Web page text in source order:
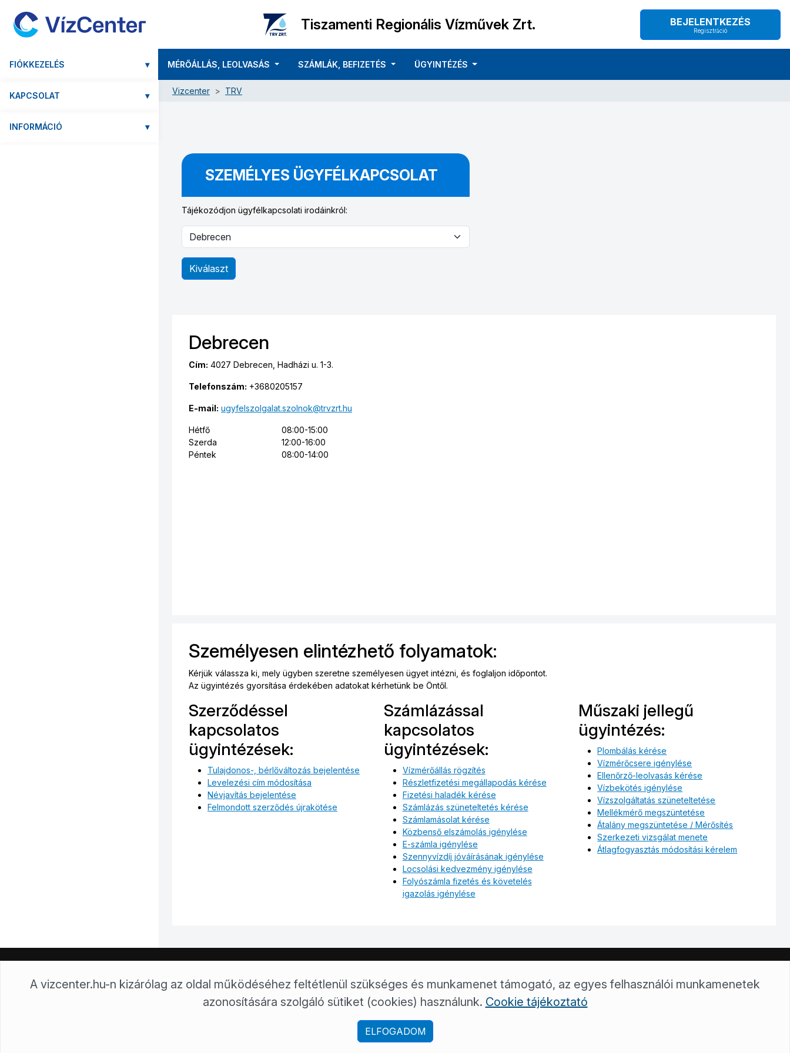
Tiszamenti Regionális Vízművek Zrt. BEJELENTKEZÉS
Regisztráció
FIÓKKEZELÉS ▾
KAPCSOLAT ▾
INFORMÁCIÓ ▾
MÉRŐÁLLÁS, LEOLVASÁS SZÁMLÁK, BEFIZETÉS ÜGYINTÉZÉS
Vizcenter TRV
SZEMÉLYES ÜGYFÉLKAPCSOLAT
Tájékozódjon ügyfélkapcsolati irodáinkról:
Kiválaszt
Debrecen
Cím: 4027 Debrecen, Hadházi u. 1-3.
Telefonszám: +3680205157
E-mail: ugyfelszolgalat.szolnok@trvzrt.hu
Hétfő
08:00-15:00
Szerda
12:00-16:00
Péntek
08:00-14:00
Személyesen elintézhető folyamatok:
Kérjük válassza ki, mely ügyben szeretne személyesen ügyet intézni, és foglaljon időpontot.
Az ügyintézés gyorsítása érdekében adatokat kérhetünk be Öntől.
Szerződéssel
kapcsolatos
ügyintézések:
Tulajdonos-, bérlőváltozás bejelentése
Levelezési cím módosítása
Névjavítás bejelentése
Felmondott szerződés újrakötése
Számlázással
kapcsolatos
ügyintézések:
Vízmérőállás rögzítés
Részletfizetési megállapodás kérése
Fizetési haladék kérése
Számlázás szüneteltetés kérése
Számlamásolat kérése
Közbenső elszámolás igénylése
E-számla igénylése
Szennyvízdíj jóváírásának igénylése
Locsolási kedvezmény igénylése
Folyószámla fizetés és követelés
igazolás igénylése
Műszaki jellegű
ügyintézés:
Plombálás kérése
Vízmérőcsere igénylése
Ellenőrző-leolvasás kérése
Vízbekötés igénylése
Vízszolgáltatás szüneteltetése
Mellékmérő megszüntetése
Átalány megszüntetése / Mérősítés
Szerkezeti vizsgálat menete
Átlagfogyasztás módosítási kérelem
Tiszamenti Regionális Vízművek Zrt. © Minden jog fenntartva!
A vizcenter.hu-n kizárólag az oldal működéséhez feltétlenül szükséges és munkamenet támogató, az egyes felhasználói munkamenetek
azonosítására szolgáló sütiket (cookies) használunk. Cookie tájékoztató
ELFOGADOM